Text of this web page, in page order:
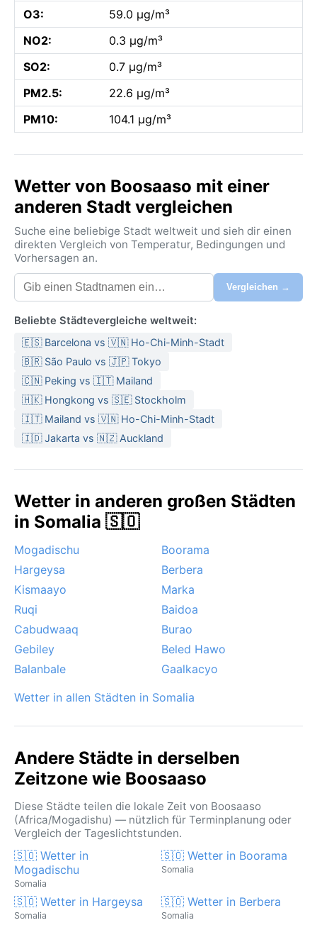
O3:
59.0 µg/m³
NO2:
0.3 µg/m³
SO2:
0.7 µg/m³
PM2.5:
22.6 µg/m³
PM10:
104.1 µg/m³
Wetter von Boosaaso mit einer
anderen Stadt vergleichen
Suche eine beliebige Stadt weltweit und sieh dir einen
direkten Vergleich von Temperatur, Bedingungen und
Vorhersagen an.
Vergleichen →
Beliebte Städtevergleiche weltweit:
🇪🇸 Barcelona vs 🇻🇳 Ho-Chi-Minh-Stadt
🇧🇷 São Paulo vs 🇯🇵 Tokyo
🇨🇳 Peking vs 🇮🇹 Mailand
🇭🇰 Hongkong vs 🇸🇪 Stockholm
🇮🇹 Mailand vs 🇻🇳 Ho-Chi-Minh-Stadt
🇮🇩 Jakarta vs 🇳🇿 Auckland
Wetter in anderen großen Städten
in Somalia 🇸🇴
Mogadischu
Boorama
Hargeysa
Berbera
Kismaayo
Marka
Ruqi
Baidoa
Cabudwaaq
Burao
Gebiley
Beled Hawo
Balanbale
Gaalkacyo
Wetter in allen Städten in Somalia
Andere Städte in derselben
Zeitzone wie Boosaaso
Diese Städte teilen die lokale Zeit von Boosaaso
(Africa/Mogadishu) — nützlich für Terminplanung oder
Vergleich der Tageslichtstunden.
🇸🇴 Wetter in
Mogadischu
Somalia
🇸🇴 Wetter in Boorama
Somalia
🇸🇴 Wetter in Hargeysa
Somalia
🇸🇴 Wetter in Berbera
Somalia